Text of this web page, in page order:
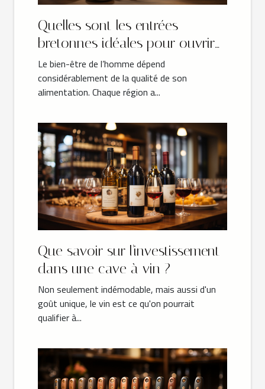
Quelles sont les entrées
bretonnes idéales pour ouvrir
les festivités ?
Le bien-être de l’homme dépend
considérablement de la qualité de son
alimentation. Chaque région a...
Que savoir sur l'investissement
dans une cave à vin ?
Non seulement indémodable, mais aussi d'un
goût unique, le vin est ce qu'on pourrait
qualifier à...